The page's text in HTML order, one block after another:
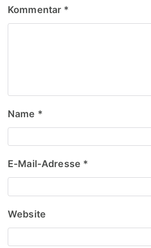
Kommentar *
Name *
E-Mail-Adresse *
Website